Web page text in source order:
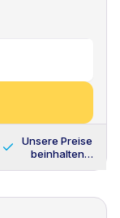
Unsere Preise
beinhalten